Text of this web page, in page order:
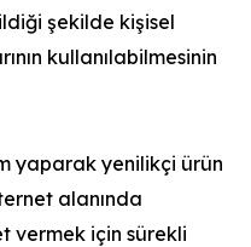
şekilde kişisel
kullanılabilmesinin
yaparak yenilikçi ürün
alanında
vermek için sürekli